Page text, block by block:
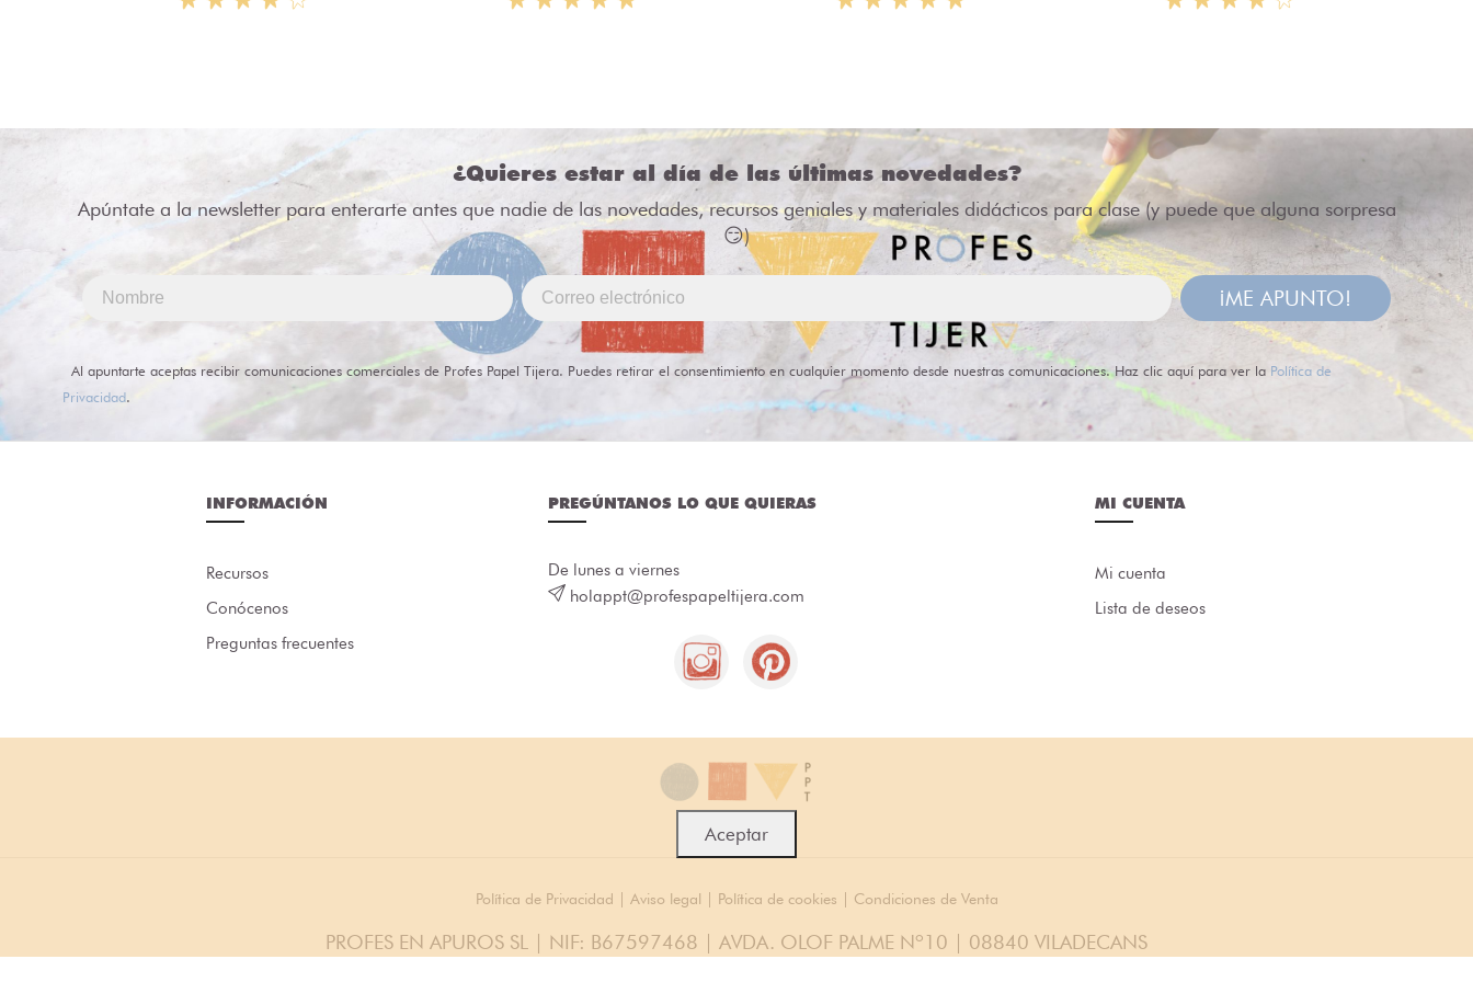
¿Quieres estar al día de las últimas novedades?
Apúntate a la newsletter para enterarte antes que nadie de las novedades, recursos geniales y materiales didácticos para clase (y puede que alguna sorpresa
😏)
¡ME APUNTO!
Al apuntarte aceptas recibir comunicaciones comerciales de Profes Papel Tijera. Puedes retirar el consentimiento en cualquier momento desde nuestras comunicaciones. Haz clic aquí para ver la Política de
Privacidad.
INFORMACIÓN
Recursos
Conócenos
Preguntas frecuentes
PREGÚNTANOS LO QUE QUIERAS
De lunes a viernes
holappt@profespapeltijera.com
MI CUENTA
Mi cuenta
Lista de deseos
Política de Privacidad | Aviso legal | Política de cookies | Condiciones de Venta
PROFES EN APUROS SL | NIF: B67597468 | AVDA. OLOF PALME Nº10 | 08840 VILADECANS
Aceptar